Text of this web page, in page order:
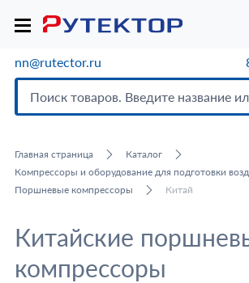
nn@rutector.ru
Главная страница
Каталог
Компрессоры и оборудование для подготовки
Поршневые компрессоры
Китай
Китайские
компрессоры